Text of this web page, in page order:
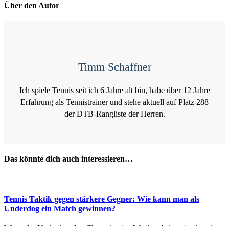
Über den Autor
Timm Schaffner
Ich spiele Tennis seit ich 6 Jahre alt bin, habe über 12 Jahre
Erfahrung als Tennistrainer und stehe aktuell auf Platz 288
der DTB-Rangliste der Herren.
Das könnte dich auch interessieren…
Tennis Taktik gegen stärkere Gegner: Wie kann man als
Underdog ein Match gewinnen?